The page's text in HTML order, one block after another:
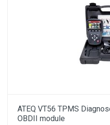
ATEQ VT56 TPMS
OBDII module